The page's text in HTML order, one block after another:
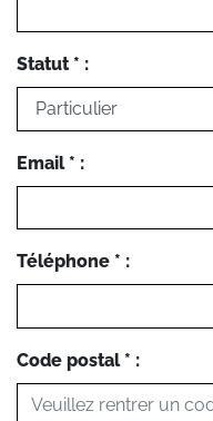
Statut * :
Email * :
Téléphone * :
Code postal * :